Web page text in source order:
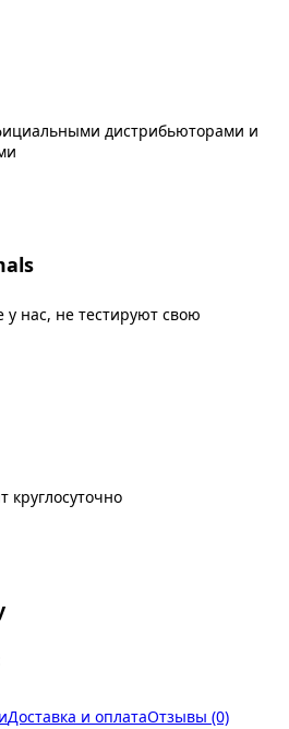
дистрибьюторами и
нас, не тестируют свою
круглосуточно
Доставка и оплатаОтзывы (0)